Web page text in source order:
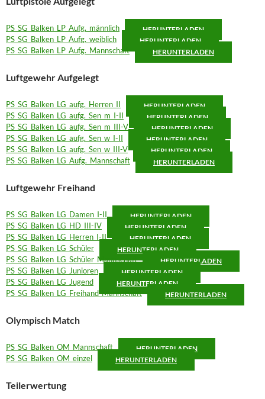
PS_SG_Balken_LP_Aufg._männlich HERUNTERLADEN
PS_SG_Balken_LP_Aufg._weiblich HERUNTERLADEN
PS_SG_Balken_LP_Aufg._Mannschaft HERUNTERLADEN
Luftgewehr Aufgelegt
PS_SG_Balken_LG_aufg._Herren_II HERUNTERLADEN
PS_SG_Balken_LG_aufg._Sen_m_I-II HERUNTERLADEN
PS_SG_Balken_LG_aufg._Sen_m_III-V HERUNTERLADEN
PS_SG_Balken_LG_aufg._Sen_w_I-II HERUNTERLADEN
PS_SG_Balken_LG_aufg._Sen_w_III-V HERUNTERLADEN
PS_SG_Balken_LG_Aufg._Mannschaft HERUNTERLADEN
Luftgewehr Freihand
PS_SG_Balken_LG_Damen_I-II HERUNTERLADEN
PS_SG_Balken_LG_HD_III-IV HERUNTERLADEN
PS_SG_Balken_LG_Herren_I-II HERUNTERLADEN
PS_SG_Balken_LG_Schüler HERUNTERLADEN
PS_SG_Balken_LG_Schüler_Mannschaft HERUNTERLADEN
PS_SG_Balken_LG_Junioren HERUNTERLADEN
PS_SG_Balken_LG_Jugend HERUNTERLADEN
PS_SG_Balken_LG_Freihand_Mannschaft HERUNTERLADEN
Olympisch Match
PS_SG_Balken_OM_Mannschaft HERUNTERLADEN
PS_SG_Balken_OM_einzel HERUNTERLADEN
Teilerwertung